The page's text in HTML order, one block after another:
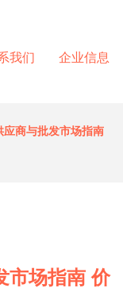
我们 企业信息
应商与批发市场指南
市场指南 价